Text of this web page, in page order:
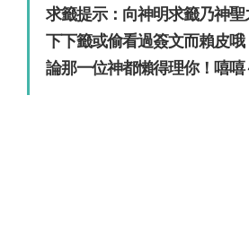
求籤提示：向神明求籤乃神
下下籤或偷看過簽文而賴皮
論那一位神都懶得理你！嘻嘻